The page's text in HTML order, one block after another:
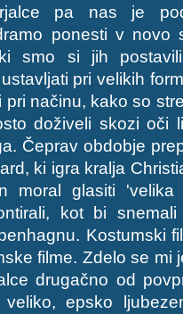
pa nas je
ponesti v
smo si jih
pri velikih
pri načinu, kako so
doživeli skozi oči
Čeprav obdobje
ki igra kralja
moral glasiti
kot bi
Kostumski
filme. Zdelo se mi
drugačno od
epsko